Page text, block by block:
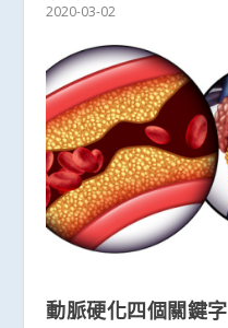
2020-03-02
動脈硬化四個關鍵字